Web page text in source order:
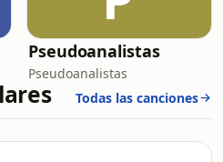
Pseudoanalistas
Pseudoanalistas
Todas las canciones